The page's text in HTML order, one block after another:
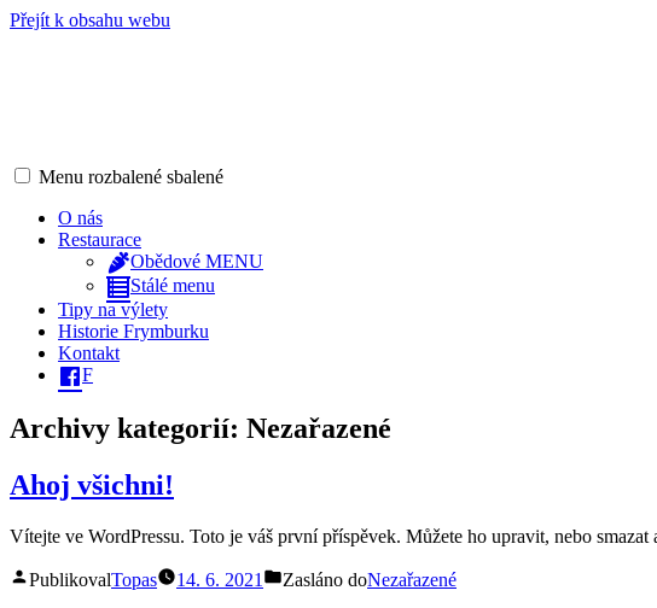
Přejít k obsahu webu
Menu rozbalené sbalené
O nás
Restaurace
Obědové MENU
Stálé menu
Tipy na výlety
Historie Frymburku
Kontakt
F
Archivy kategorií: Nezařazené
Ahoj všichni!
Vítejte ve WordPressu. Toto je váš první příspěvek. Můžete ho upravit, nebo
PublikovalTopas 14. 6. 2021 Zasláno doNezařazené